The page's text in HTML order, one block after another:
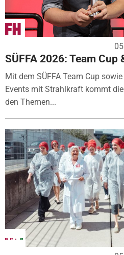
SÜFFA 2026: Team Cup
Mit dem SÜFFA Team Cup
Events mit Strahlkraft kommt die
den Themen...